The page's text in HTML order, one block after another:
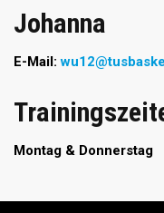
Johanna
E-Mail:
Montag & Donnerstag